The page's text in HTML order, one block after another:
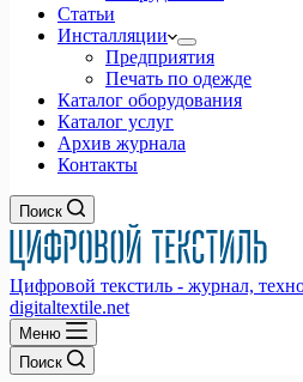
Статьи
Инсталляции
Предприятия
Печать по одежде
Каталог оборудования
Каталог услуг
Архив журнала
Контакты
Поиск
Цифровой текстиль - журнал,
digitaltextile.net
Меню
Поиск